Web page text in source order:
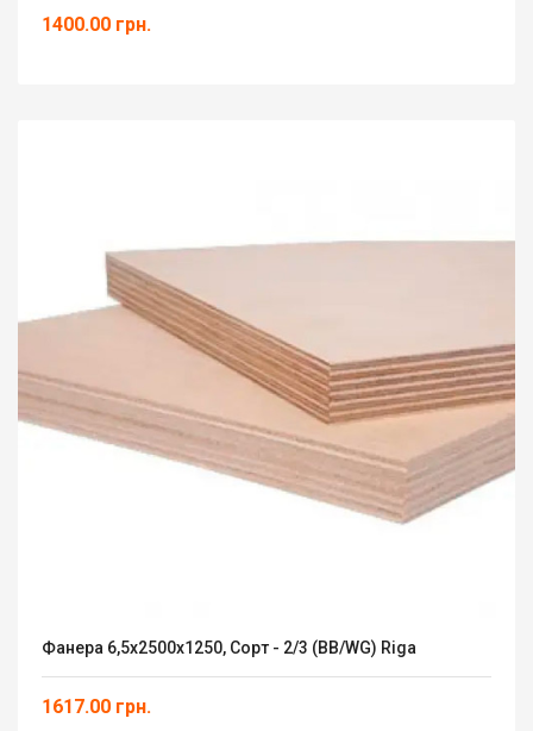
1400.00 грн.
Фанера 6,5х2500х1250, Сорт - 2/3 (ВВ/WG) Riga
1617.00 грн.